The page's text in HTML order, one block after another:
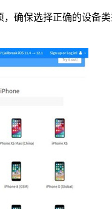
确保选择正确的设备